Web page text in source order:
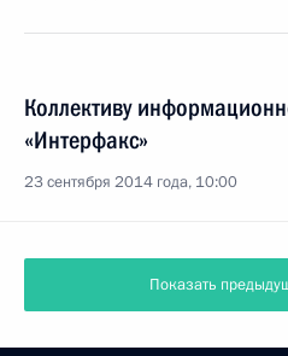
Коллективу
«Интерфакс»
23 сентября 2014 года, 10:00
Показать